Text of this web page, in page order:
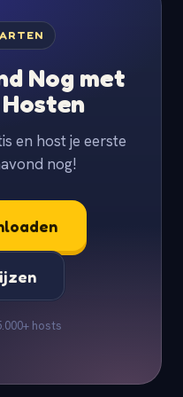
Nog met
en host je eerste
nog!
hosts